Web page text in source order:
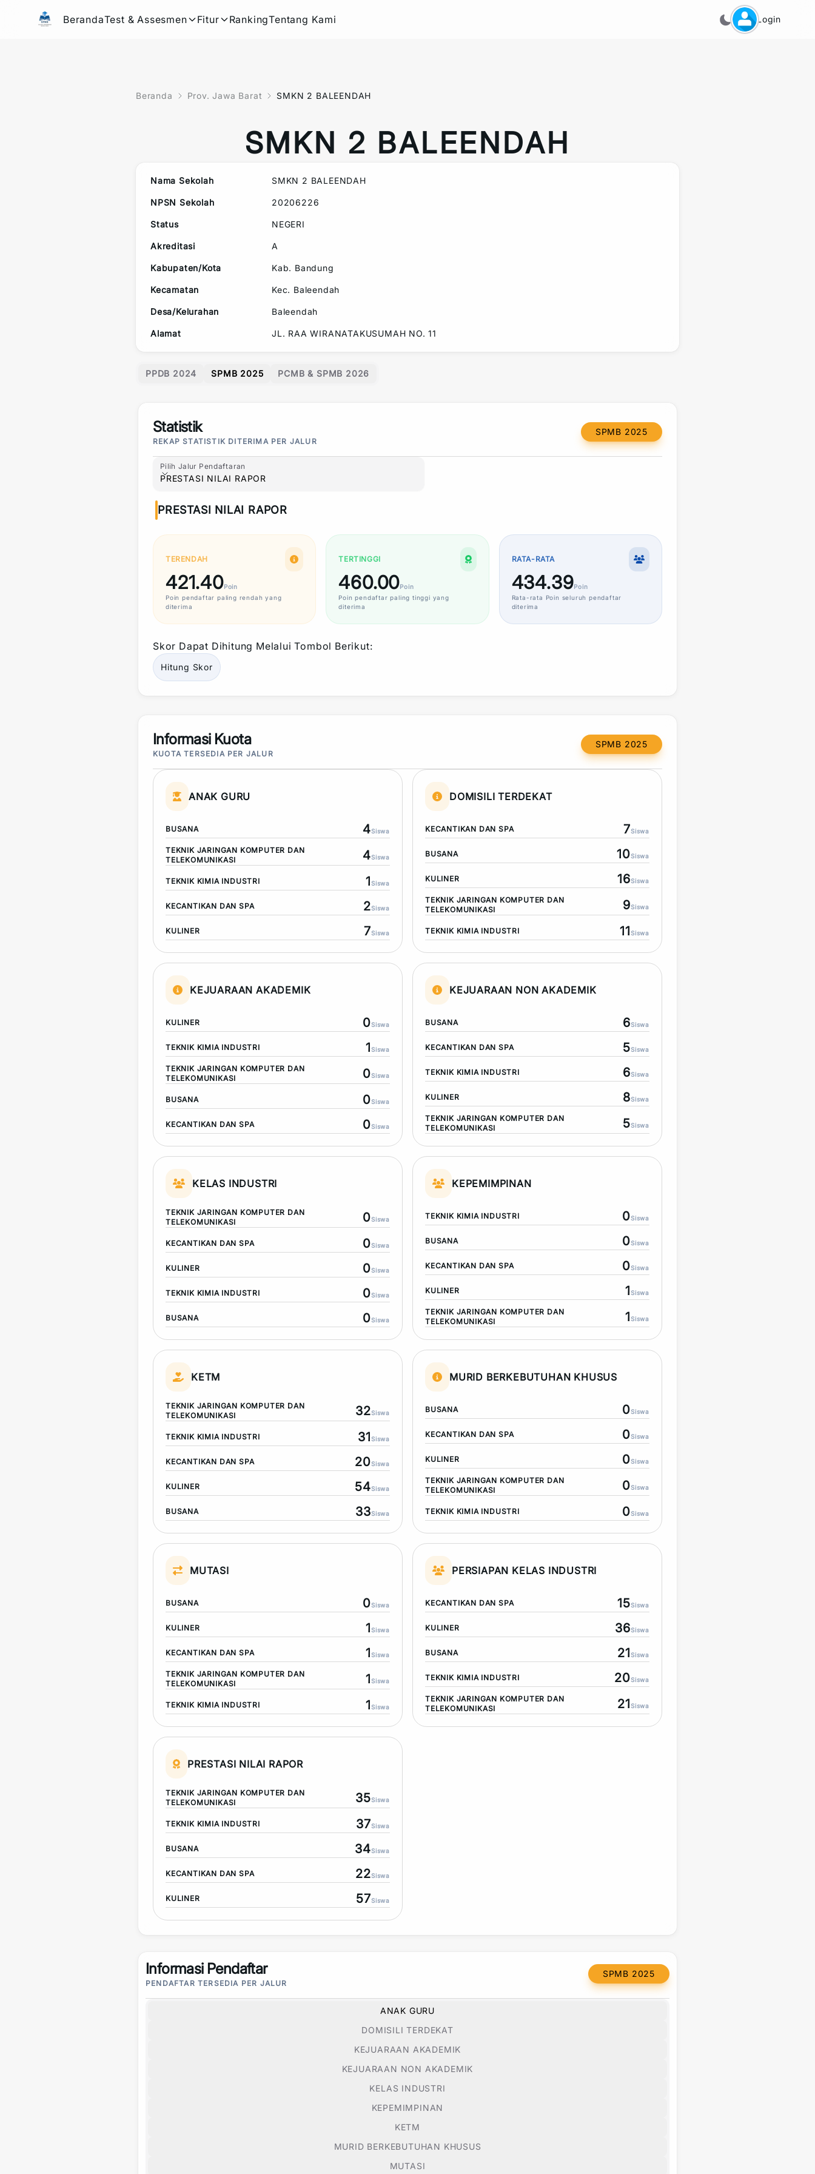
BerandaTest & Assesmen Fitur RankingTentang Kami Login
Beranda Prov. Jawa Barat SMKN 2 BALEENDAH
SMKN 2 BALEENDAH
Nama Sekolah SMKN 2 BALEENDAH
NPSN Sekolah 20206226
Status NEGERI
Akreditasi A
Kabupaten/Kota Kab. Bandung
Kecamatan Kec. Baleendah
Desa/Kelurahan Baleendah
Alamat JL. RAA WIRANATAKUSUMAH NO. 11
PPDB 2024 SPMB 2025 PCMB & SPMB 2026
Statistik
REKAP STATISTIK DITERIMA PER JALUR
SPMB 2025
Pilih Jalur Pendaftaran
Pilih Jalur Pendaftaran
PRESTASI NILAI RAPOR
PRESTASI NILAI RAPOR
TERENDAH
421.40Poin
Poin pendaftar paling rendah yang
diterima
TERTINGGI
460.00Poin
Poin pendaftar paling tinggi yang
diterima
RATA-RATA
434.39Poin
Rata-rata Poin seluruh pendaftar
diterima
Skor Dapat Dihitung Melalui Tombol Berikut:
Hitung Skor
Informasi Kuota
KUOTA TERSEDIA PER JALUR
SPMB 2025
ANAK GURU
BUSANA 4Siswa
TEKNIK JARINGAN KOMPUTER DAN
TELEKOMUNIKASI
4Siswa
TEKNIK KIMIA INDUSTRI 1Siswa
KECANTIKAN DAN SPA 2Siswa
KULINER 7Siswa
DOMISILI TERDEKAT
KECANTIKAN DAN SPA 7Siswa
BUSANA 10Siswa
KULINER 16Siswa
TEKNIK JARINGAN KOMPUTER DAN
TELEKOMUNIKASI
9Siswa
TEKNIK KIMIA INDUSTRI 11Siswa
KEJUARAAN AKADEMIK
KULINER 0Siswa
TEKNIK KIMIA INDUSTRI 1Siswa
TEKNIK JARINGAN KOMPUTER DAN
TELEKOMUNIKASI
0Siswa
BUSANA 0Siswa
KECANTIKAN DAN SPA 0Siswa
KEJUARAAN NON AKADEMIK
BUSANA 6Siswa
KECANTIKAN DAN SPA 5Siswa
TEKNIK KIMIA INDUSTRI 6Siswa
KULINER 8Siswa
TEKNIK JARINGAN KOMPUTER DAN
TELEKOMUNIKASI
5Siswa
KELAS INDUSTRI
TEKNIK JARINGAN KOMPUTER DAN
TELEKOMUNIKASI
0Siswa
KECANTIKAN DAN SPA 0Siswa
KULINER 0Siswa
TEKNIK KIMIA INDUSTRI 0Siswa
BUSANA 0Siswa
KEPEMIMPINAN
TEKNIK KIMIA INDUSTRI 0Siswa
BUSANA 0Siswa
KECANTIKAN DAN SPA 0Siswa
KULINER 1Siswa
TEKNIK JARINGAN KOMPUTER DAN
TELEKOMUNIKASI
1Siswa
KETM
TEKNIK JARINGAN KOMPUTER DAN
TELEKOMUNIKASI
32Siswa
TEKNIK KIMIA INDUSTRI 31Siswa
KECANTIKAN DAN SPA 20Siswa
KULINER 54Siswa
BUSANA 33Siswa
MURID BERKEBUTUHAN KHUSUS
BUSANA 0Siswa
KECANTIKAN DAN SPA 0Siswa
KULINER 0Siswa
TEKNIK JARINGAN KOMPUTER DAN
TELEKOMUNIKASI
0Siswa
TEKNIK KIMIA INDUSTRI 0Siswa
MUTASI
BUSANA 0Siswa
KULINER 1Siswa
KECANTIKAN DAN SPA 1Siswa
TEKNIK JARINGAN KOMPUTER DAN
TELEKOMUNIKASI
1Siswa
TEKNIK KIMIA INDUSTRI 1Siswa
PERSIAPAN KELAS INDUSTRI
KECANTIKAN DAN SPA 15Siswa
KULINER 36Siswa
BUSANA 21Siswa
TEKNIK KIMIA INDUSTRI 20Siswa
TEKNIK JARINGAN KOMPUTER DAN
TELEKOMUNIKASI
21Siswa
PRESTASI NILAI RAPOR
TEKNIK JARINGAN KOMPUTER DAN
TELEKOMUNIKASI
35Siswa
TEKNIK KIMIA INDUSTRI 37Siswa
BUSANA 34Siswa
KECANTIKAN DAN SPA 22Siswa
KULINER 57Siswa
Informasi Pendaftar
PENDAFTAR TERSEDIA PER JALUR
SPMB 2025
ANAK GURU
DOMISILI TERDEKAT
KEJUARAAN AKADEMIK
KEJUARAAN NON AKADEMIK
KELAS INDUSTRI
KEPEMIMPINAN
KETM
MURID BERKEBUTUHAN KHUSUS
MUTASI